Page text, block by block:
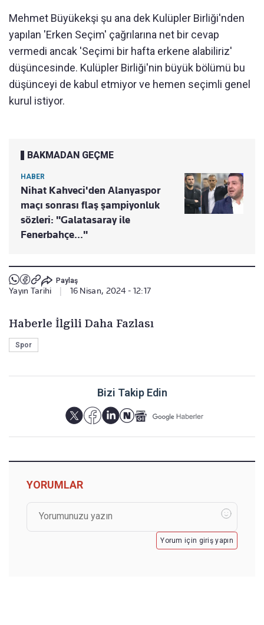
Mehmet Büyükekşi şu ana dek Kulüpler Birliği'nden
yapılan 'Erken Seçim' çağrılarına net bir cevap
vermedi ancak 'Seçimi bir hafta erkene alabiliriz'
düşüncesinde. Kulüpler Birliği'nin büyük bölümü bu
düşünceyi de kabul etmiyor ve hemen seçimli genel
kurul istiyor.
BAKMADAN GEÇME
HABER
Nihat Kahveci'den Alanyaspor
maçı sonrası flaş şampiyonluk
sözleri: "Galatasaray ile
Fenerbahçe..."
Paylaş
Yayın Tarihi 16 Nisan, 2024 - 12:17
Haberle İlgili Daha Fazlası
Spor
Bizi Takip Edin
YORUMLAR
Yorum için giriş yapın